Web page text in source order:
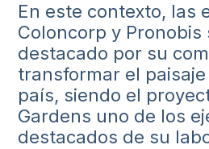
En este contexto, las
Coloncorp y Pronobis
destacado por su
transformar el
país, siendo el
Gardens uno de los
destacados de su